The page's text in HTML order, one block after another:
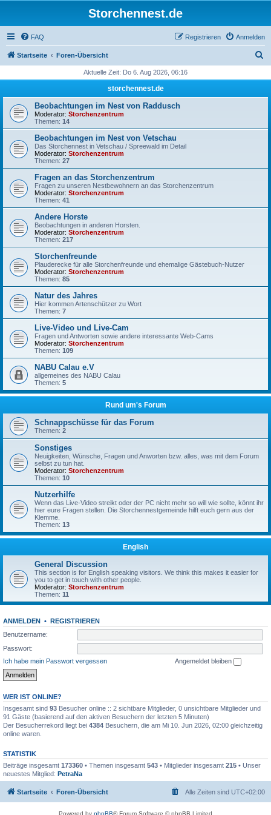
Storchennest.de
FAQ Anmelden
Registrieren
Startseite Foren-Übersicht
h
Aktuelle Zeit: Do 6. Aug 2026, 06:16
storchennest.de
Beobachtungen im Nest von Raddusch
Moderator: Storchenzentrum
Themen: 14
Beobachtungen im Nest von Vetschau
Das Storchennest in Vetschau / Spreewald im Detail
Moderator: Storchenzentrum
Themen: 27
Fragen an das Storchenzentrum
Fragen zu unseren Nestbewohnern an das Storchenzentrum
Moderator: Storchenzentrum
Themen: 41
Andere Horste
Beobachtungen in anderen Horsten.
Moderator: Storchenzentrum
Themen: 217
Storchenfreunde
Plauderecke für alle Storchenfreunde und ehemalige Gästebuch-Nutzer
Moderator: Storchenzentrum
Themen: 85
Natur des Jahres
Hier kommen Artenschützer zu Wort
Themen: 7
Live-Video und Live-Cam
Fragen und Antworten sowie andere interessante Web-Cams
Moderator: Storchenzentrum
Themen: 109
NABU Calau e.V
allgemeines des NABU Calau
Themen: 5
Rund um's Forum
Schnappschüsse für das Forum
Themen: 2
Sonstiges
Neuigkeiten, Wünsche, Fragen und Anworten bzw. alles, was mit dem Forum
selbst zu tun hat.
Moderator: Storchenzentrum
Themen: 10
Nutzerhilfe
Wenn das Live-Video streikt oder der PC nicht mehr so will wie sollte, könnt ihr
hier eure Fragen stellen. Die Storchennestgemeinde hilft euch gern aus der
Klemme.
Themen: 13
English
General Discussion
This section is for English speaking visitors. We think this makes it easier for
you to get in touch with other people.
Moderator: Storchenzentrum
Themen: 11
ANMELDEN • REGISTRIEREN
Benutzername:
Passwort:
Ich habe mein Passwort vergessen
Angemeldet bleiben
WER IST ONLINE?
Insgesamt sind 93 Besucher online :: 2 sichtbare Mitglieder, 0 unsichtbare Mitglieder und
91 Gäste (basierend auf den aktiven Besuchern der letzten 5 Minuten)
Der Besucherrekord liegt bei 4384 Besuchern, die am Mi 10. Jun 2026, 02:00 gleichzeitig
online waren.
STATISTIK
Beiträge insgesamt 173360 • Themen insgesamt 543 • Mitglieder insgesamt 215 • Unser
neuestes Mitglied: PetraNa
Startseite Foren-Übersicht Alle Zeiten sind UTC+02:00
Powered by phpBB® Forum Software © phpBB Limited